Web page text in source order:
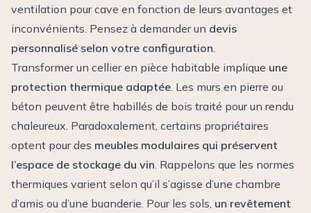
ventilation pour cave en fonction de leurs avantages et
inconvénients. Pensez à demander un devis
personnalisé selon votre configuration.
Transformer un cellier en pièce habitable implique une
protection thermique adaptée. Les murs en pierre ou
béton peuvent être habillés de bois traité pour un rendu
chaleureux. Paradoxalement, certains propriétaires
optent pour des meubles modulaires qui préservent
l’espace de stockage du vin. Rappelons que les normes
thermiques varient selon qu’il s’agisse d’une chambre
d’amis ou d’une buanderie. Pour les sols, un revêtement